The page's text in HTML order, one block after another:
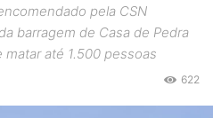
pela CSN
barragem de Casa de Pedra
até 1.500 pessoas
622